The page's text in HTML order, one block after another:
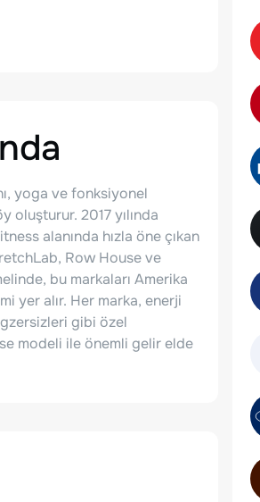
yoga ve fonksiyonel
2017 yılında
alanında hızla öne çıkan
Row House ve
bu markaları Amerika
yer alır. Her marka, enerji
gibi özel
modeli ile önemli gelir elde